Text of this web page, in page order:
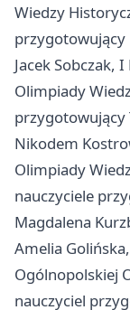
Wiedzy
przygotowujący
Jacek Sobczak,
Olimpiady
przygotowujący
Nikodem
Olimpiady
nauczyciele
Magdalena
Amelia
Ogólnopolskiej
nauczyciel